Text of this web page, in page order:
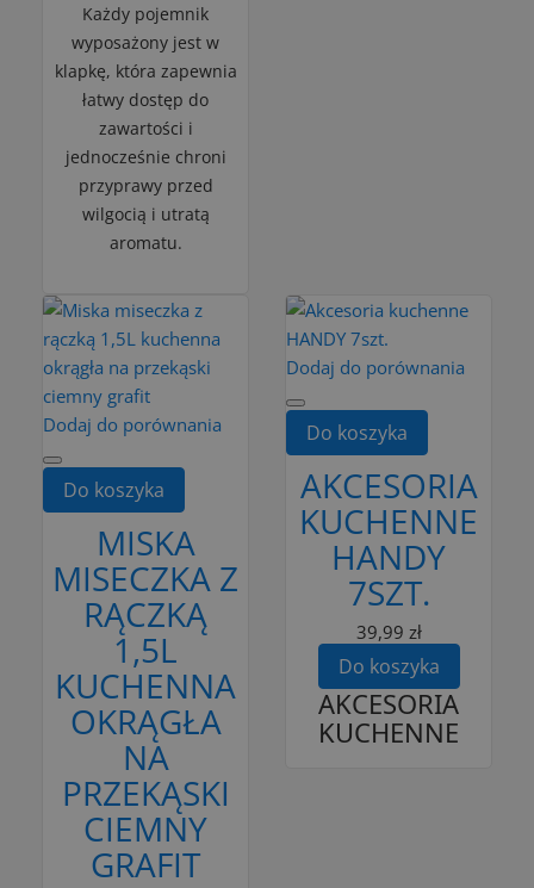
Każdy pojemnik
wyposażony jest w
klapkę, która zapewnia
łatwy dostęp do
zawartości i
jednocześnie chroni
przyprawy przed
wilgocią i utratą
aromatu.
Dodaj do porównania
Do koszyka
MISKA
MISECZKA Z
RĄCZKĄ
1,5L
KUCHENNA
OKRĄGŁA
NA
PRZEKĄSKI
CIEMNY
GRAFIT
Dodaj do porównania
Do koszyka
AKCESORIA
KUCHENNE
HANDY
7SZT.
39,99 zł
Do koszyka
AKCESORIA
KUCHENNE